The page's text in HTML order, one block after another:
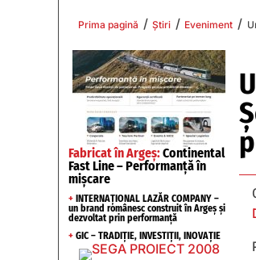
Prima pagină / Știri / Eveniment /
Fabricat în Argeș:Continental
Fast Line – Performanță în
mișcare
+ INTERNAȚIONAL LAZĂR COMPANY –
un brand românesc construit în Argeș și
dezvoltat prin performanță
+ GIC – TRADIȚIE, INVESTIȚII, INOVAȚIE